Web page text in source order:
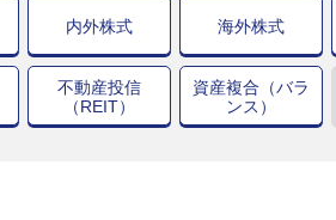
内外株式 海外株式
不動産投信
（REIT）
資産複合（バラ
ンス）